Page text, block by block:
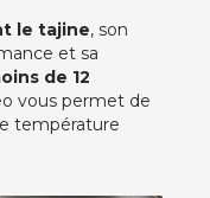
le tajine, son
et sa
de 12
vous permet de
température